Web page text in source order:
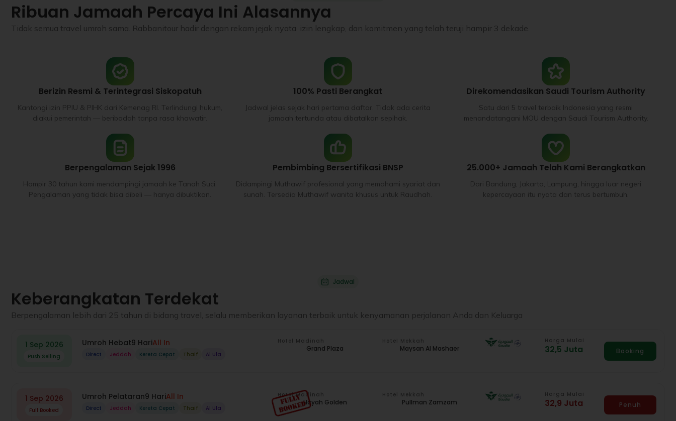
Ribuan Jamaah Percaya Ini Alasannya
Tidak semua travel umroh sama. Rabbanitour hadir dengan rekam jejak nyata, izin lengkap, dan komitmen yang telah teruji hampir 3 dekade.
Berizin Resmi & Terintegrasi Siskopatuh
Kantongi izin PPIU & PIHK dari Kemenag RI. Terlindungi hukum,
diakui pemerintah — beribadah tanpa rasa khawatir.
100% Pasti Berangkat
Jadwal jelas sejak hari pertama daftar. Tidak ada cerita
jamaah tertunda atau dibatalkan sepihak.
Direkomendasikan Saudi Tourism Authority
Satu dari 5 travel terbaik Indonesia yang resmi
menandatangani MOU dengan Saudi Tourism Authority.
Berpengalaman Sejak 1996
Hampir 30 tahun kami mendampingi jamaah ke Tanah Suci.
Pengalaman yang tidak bisa dibeli — hanya dibuktikan.
Pembimbing Bersertifikasi BNSP
Didampingi Muthawif profesional yang memahami syariat dan
sunah. Tersedia Muthawif wanita khusus untuk Raudhah.
25.000+ Jamaah Telah Kami Berangkatkan
Dari Bandung, Jakarta, Lampung, hingga luar negeri
kepercayaan itu nyata dan terus bertumbuh.
Jadwal
Keberangkatan Terdekat
Berpengalaman lebih dari 25 tahun di bidang travel, selalu memberikan layanan terbaik untuk kenyamanan perjalanan Anda dan Keluarga
1 Sep 2026
Push Selling
Umroh Hebat9 HariAll In
Direct Jeddah Kereta Cepat Thaif Al Ula
Hotel Madinah
Grand Plaza
Hotel Mekkah
Maysan Al Mashaer
Harga Mulai
32,5 Juta Booking
1 Sep 2026
Full Booked
Umroh Pelataran9 HariAll In
Direct Jeddah Kereta Cepat Thaif Al Ula
Hotel Madinah
Hayah Golden
Hotel Mekkah
Pullman Zamzam
Harga Mulai
32,9 Juta Penuh